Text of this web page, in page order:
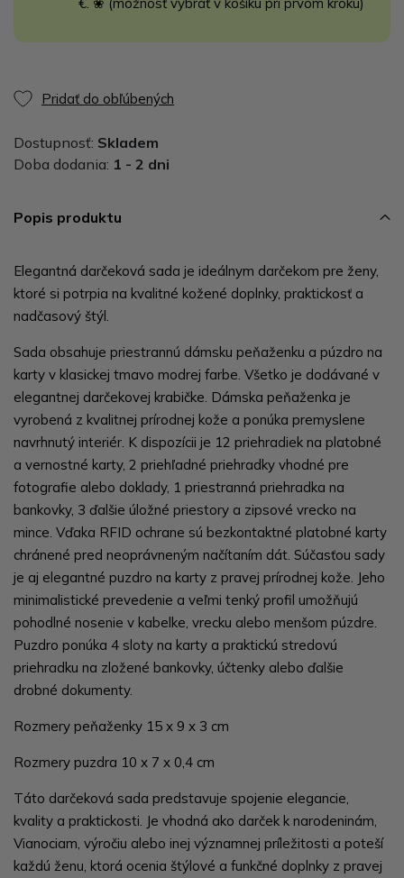
Pridať do obľúbených
Dostupnosť: Skladem
Doba dodania: 1 - 2 dni
Popis produktu
Elegantná darčeková sada je ideálnym darčekom pre ženy,
ktoré si potrpia na kvalitné kožené doplnky, praktickosť a
nadčasový štýl.
Sada obsahuje priestrannú dámsku peňaženku a púzdro na
karty v klasickej tmavo modrej farbe. Všetko je dodávané v
elegantnej darčekovej krabičke. Dámska peňaženka je
vyrobená z kvalitnej prírodnej kože a ponúka premyslene
navrhnutý interiér. K dispozícii je 12 priehradiek na platobné
a vernostné karty, 2 priehľadné priehradky vhodné pre
fotografie alebo doklady, 1 priestranná priehradka na
bankovky, 3 ďalšie úložné priestory a zipsové vrecko na
mince. Vďaka RFID ochrane sú bezkontaktné platobné karty
chránené pred neoprávneným načítaním dát. Súčasťou sady
je aj elegantné puzdro na karty z pravej prírodnej kože. Jeho
minimalistické prevedenie a veľmi tenký profil umožňujú
pohodlné nosenie v kabelke, vrecku alebo menšom púzdre.
Puzdro ponúka 4 sloty na karty a praktickú stredovú
priehradku na zložené bankovky, účtenky alebo ďalšie
drobné dokumenty.
Rozmery peňaženky 15 x 9 x 3 cm
Rozmery puzdra 10 x 7 x 0,4 cm
Táto darčeková sada predstavuje spojenie elegancie,
kvality a praktickosti. Je vhodná ako darček k narodeninám,
Vianociam, výročiu alebo inej významnej príležitosti a poteší
každú ženu, ktorá ocenia štýlové a funkčné doplnky z pravej